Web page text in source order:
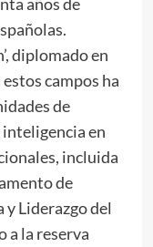
diplomado en
campos ha
de
en
incluida
de
y Liderazgo del
a la reserva